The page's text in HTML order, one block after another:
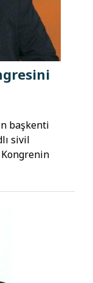
başkenti
sivil